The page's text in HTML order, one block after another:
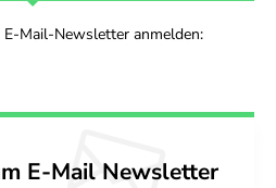
Mail-Newsletter anmelden:
E-Mail Newsletter